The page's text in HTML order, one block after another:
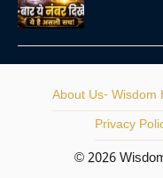
About Us- Wisdom
Privacy
© 2026